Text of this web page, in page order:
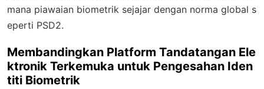
mana piawaian biometrik sejajar dengan norma global s
eperti PSD2.
Membandingkan Platform Tandatangan Ele
ktronik Terkemuka untuk Pengesahan Iden
titi Biometrik